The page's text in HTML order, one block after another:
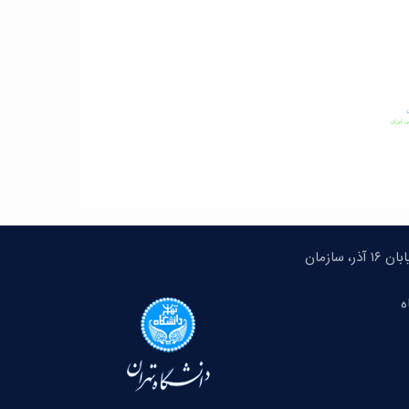
ایران
تهران، میدان انقلاب، خیابان ۱۶ آذر، سازمان